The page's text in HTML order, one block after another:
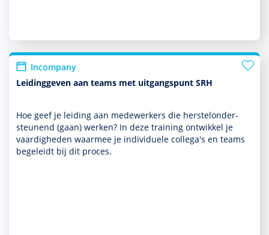
Incompany
Leidinggeven aan teams met uitgangspunt SRH
Hoe geef je leiding aan mede­wer­kers die herstelonder­
steunend (gaan) werken? In deze training ontwik­kel je
vaar­dig­heden waarmee je indivi­duele collega's en teams
bege­leidt bij dit proces.